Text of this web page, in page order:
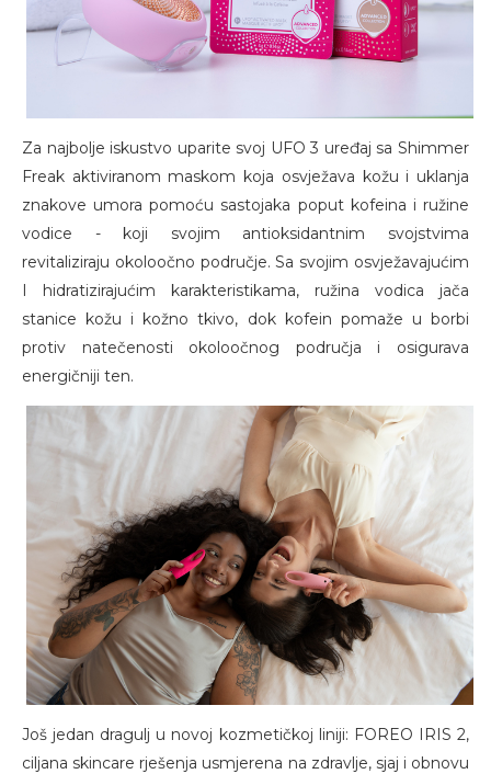
Za najbolje iskustvo uparite svoj UFO 3 uređaj sa Shimmer
Freak aktiviranom maskom koja osvježava kožu i uklanja
znakove umora pomoću sastojaka poput kofeina i ružine
vodice - koji svojim antioksidantnim svojstvima
revitaliziraju okoloočno područje. Sa svojim osvježavajućim
I hidratizirajućim karakteristikama, ružina vodica jača
stanice kožu i kožno tkivo, dok kofein pomaže u borbi
protiv natečenosti okoloočnog područja i osigurava
energičniji ten.
Još jedan dragulj u novoj kozmetičkoj liniji: FOREO IRIS 2,
ciljana skincare rješenja usmjerena na zdravlje, sjaj i obnovu